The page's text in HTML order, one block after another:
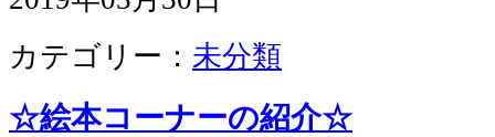
カテゴリー： 未分類
☆絵本コーナーの紹介☆